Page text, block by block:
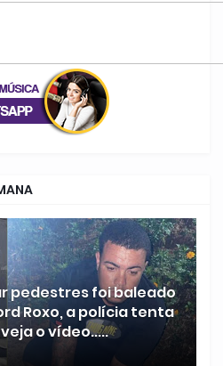
pedestres foi baleado
Roxo, a polícia tenta
o vídeo.....